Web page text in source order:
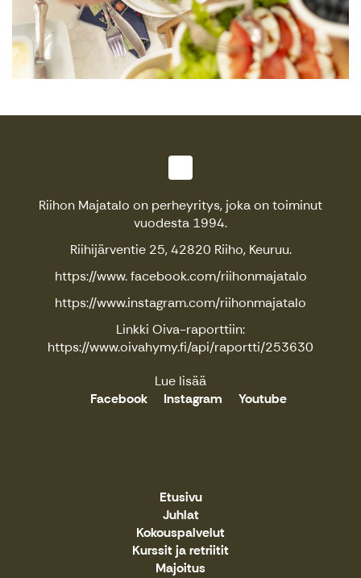
Riihon Majatalo on perheyritys, joka on toiminut
vuodesta 1994.
Riihijärventie 25, 42820 Riiho, Keuruu.
https://www. facebook.com/riihonmajatalo
https://www.instagram.com/riihonmajatalo
Linkki Oiva-raporttiin:
https://www.oivahymy.fi/api/raportti/253630
Lue lisää
Facebook
Instagram Youtube
Etusivu
Juhlat
Kokouspalvelut
Kurssit ja retriitit
Majoitus